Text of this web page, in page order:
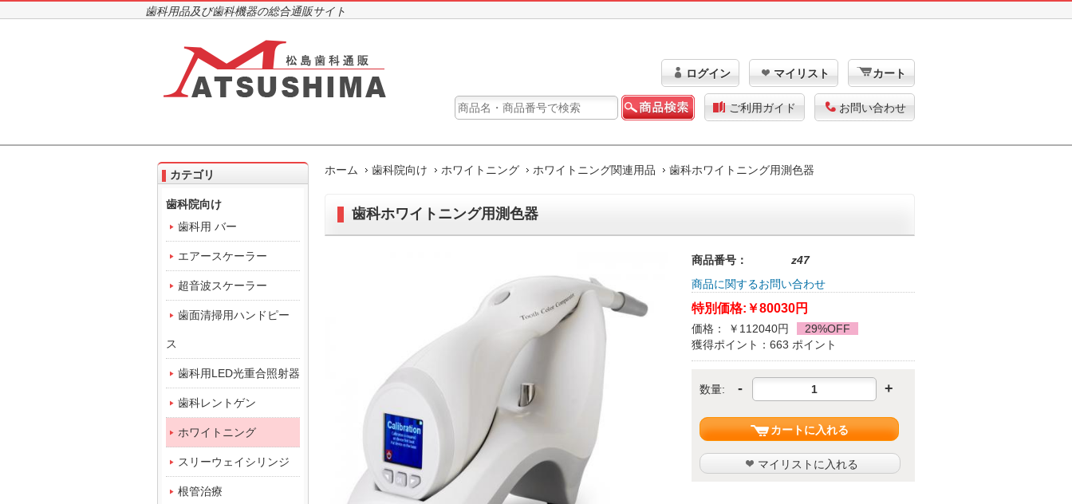
歯科用品及び歯科機器の総合通販サイト
ログイン マイリスト カート
ご利用ガイド お問い合わせ
ホーム 歯科院向け ホワイトニング ホワイトニング関連用品 歯科ホワイトニング用測色器
歯科ホワイトニング用測色器
商品番号：
z47
商品に関するお問い合わせ
特別価格: ￥80030円
価格： ￥112040円
29%OFF
獲得ポイント：663 ポイント
数量: - +
カートに入れる
マイリストに入れる
カテゴリ
歯科院向け
歯科用 バー
エアースケーラー
超音波スケーラー
歯面清掃用ハンドピー
ス
歯科用LED光重合照射器
歯科レントゲン
ホワイトニング
スリーウェイシリンジ
根管治療